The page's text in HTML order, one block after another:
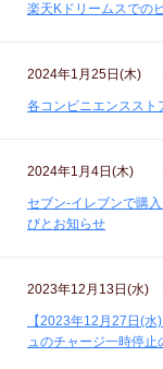
楽天Kドリームスでの
2024年1月25日(木)
各コンビニエンススト
2024年1月4日(木)
セブン‐イレブンで購
びとお知らせ
2023年12月13日(水)
【2023年12月27日(
ュのチャージ一時停止